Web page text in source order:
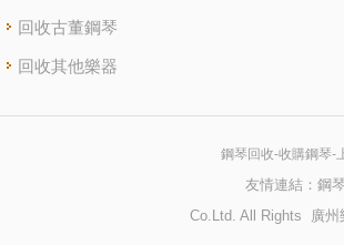
回收古董鋼琴
回收其他樂器
鋼琴回收-收購鋼琴-
友情連結： 鋼
Co.Ltd. All Rights 廣州